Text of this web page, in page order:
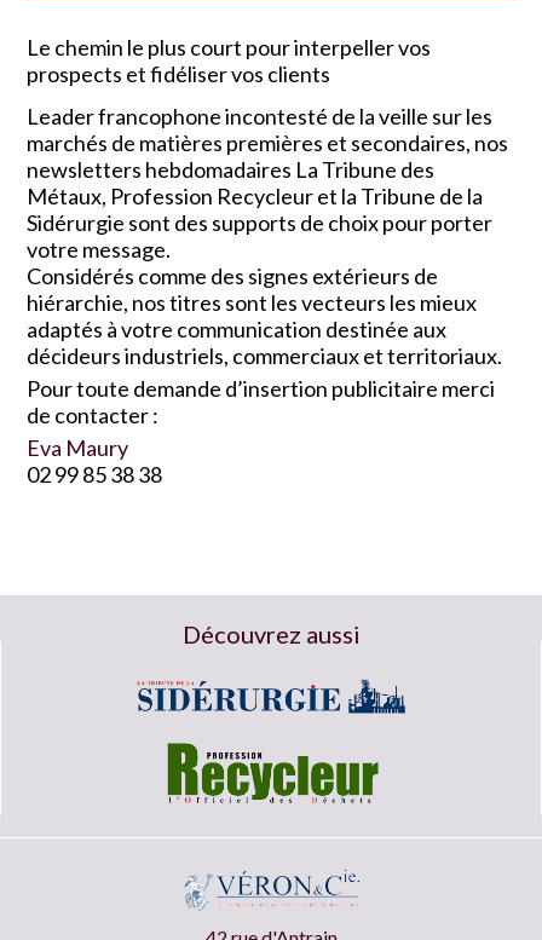
Le chemin le plus court pour interpeller vos
prospects et fidéliser vos clients
Leader francophone incontesté de la veille sur les
marchés de matières premières et secondaires, nos
newsletters hebdomadaires La Tribune des
Métaux, Profession Recycleur et la Tribune de la
Sidérurgie sont des supports de choix pour porter
votre message.
Considérés comme des signes extérieurs de
hiérarchie, nos titres sont les vecteurs les mieux
adaptés à votre communication destinée aux
décideurs industriels, commerciaux et territoriaux.
Pour toute demande d’insertion publicitaire merci
de contacter :
Eva Maury
02 99 85 38 38
Découvrez aussi